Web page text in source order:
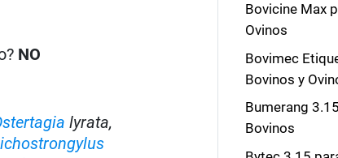
NO
lyrata,
Bovicine Max
Ovinos
Bovimec
Bovinos y
Bumerang
Bovinos